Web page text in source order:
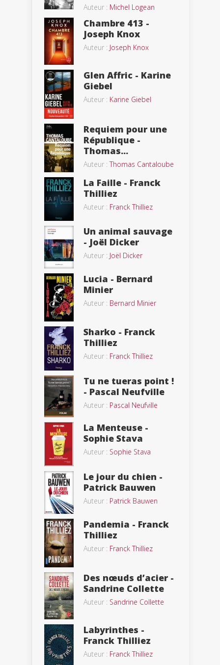
Auteur : Michel Logean
Chambre 413 -
Joseph Knox
Auteur : Joseph Knox
Glen Affric - Karine
Giebel
Auteur : Karine Giebel
Requiem pour une
République -
Thomas...
Auteur :Thomas Cantaloube
La Faille - Franck
Thilliez
Auteur : Franck Thilliez
Un animal sauvage
- Joël Dicker
Auteur : Joël Dicker
Lucia - Bernard
Minier
Auteur : Bernard Minier
Sharko - Franck
Thilliez
Auteur : Franck Thilliez
Tu ne tueras point !
- Pascal Neufville
Auteur : Pascal Neufville
La Menteuse -
Sophie Stava
Auteur : Sophie Stava
Le jour du chien -
Patrick Bauwen
Auteur : Patrick Bauwen
Pandemia - Franck
Thilliez
Auteur : Franck Thilliez
Des nœuds d’acier -
Sandrine Collette
Auteur : Sandrine Collette
Labyrinthes -
Franck Thilliez
Auteur : Franck Thilliez